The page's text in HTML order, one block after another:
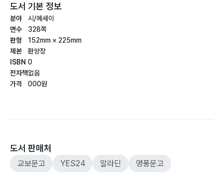
도서 기본 정보
분야
면수
판형
제본
ISBN
전자책
가격
시/에세이
328쪽
152mm × 225mm
환양장
0
없음
000원
도서 판매처
교보문고 YES24 알라딘 영풍문고